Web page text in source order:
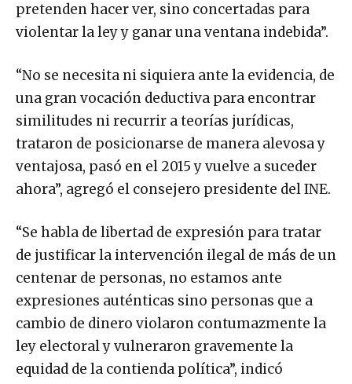
pretenden hacer ver, sino concertadas para
violentar la ley y ganar una ventana indebida”.
“No se necesita ni siquiera ante la evidencia, de
una gran vocación deductiva para encontrar
similitudes ni recurrir a teorías jurídicas,
trataron de posicionarse de manera alevosa y
ventajosa, pasó en el 2015 y vuelve a suceder
ahora”, agregó el consejero presidente del INE.
“Se habla de libertad de expresión para tratar
de justificar la intervención ilegal de más de un
centenar de personas, no estamos ante
expresiones auténticas sino personas que a
cambio de dinero violaron contumazmente la
ley electoral y vulneraron gravemente la
equidad de la contienda política”, indicó